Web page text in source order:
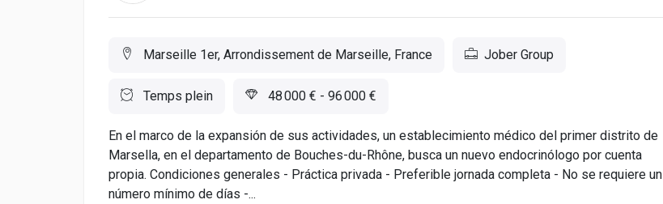
Marseille 1er, Arrondissement de Marseille, France Jober Group
Temps plein 48 000 € - 96 000 €
En el marco de la expansión de sus actividades, un establecimiento médico del primer distrito de
Marsella, en el departamento de Bouches-du-Rhône, busca un nuevo endocrinólogo por cuenta
propia. Condiciones generales - Práctica privada - Preferible jornada completa - No se requiere un
número mínimo de días -...